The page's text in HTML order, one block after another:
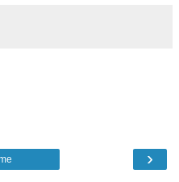
›